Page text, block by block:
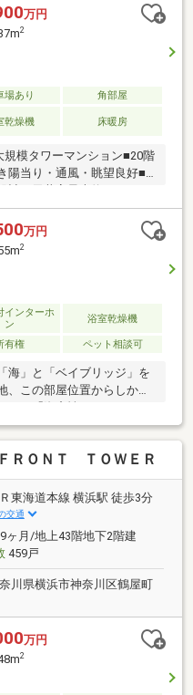
マンション○重厚感ある共用
○24時間有人管理○ペット飼
トランスにはセキュリティ
ート採用○各階にダストス
万円
2
場あり
角部屋
乾燥機 床暖房
模タワーマンション■20階
陽当り・通風・眺望良好■
パン設計■Low-E複層ガラ
システム(空調・給湯)が搭
井埋込型の冷暖房機・全
ムが配備されています
四季折々の植栽が施された
リプルセキュリティ・24
ど防犯面に配慮されてい
やゲストルームなど共用
万円
2
インターホ
ン
浴室乾燥機
有権 ペット相談可
海」と「ベイブリッジ」を
、この部屋位置からしか得
ＲＯＮＴ ＴＯＷＥＲ
Ｒ東海道本線 横浜駅 徒歩3分
交通
ヶ月/地上43階地下2階建
459戸
川県横浜市神奈川区鶴屋町
万円
2